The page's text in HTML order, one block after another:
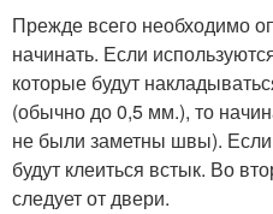
Прежде всего необходимо
начинать. Если
которые будут
(обычно до 0,5 мм.), то
не были заметны швы).
будут клеиться встык. Во
следует от двери.